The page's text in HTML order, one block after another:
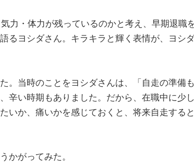
力・体力が残っているのかと考え、早期退職
ヨシダさん。キラキラと輝く表情が、ヨシ
。当時のことをヨシダさんは、「自走の準備
い時期もありました。だから、在職中に少
いか、痛いかを感じておくと、将来自走する
かがってみた。